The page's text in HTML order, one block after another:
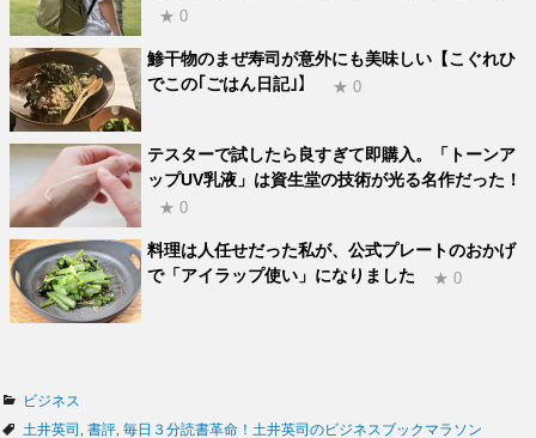
★ 0
鯵干物のまぜ寿司が意外にも美味しい【こぐれひ
でこの｢ごはん日記｣】
★ 0
テスターで試したら良すぎて即購入。「トーンア
ップUV乳液」は資生堂の技術が光る名作だった！
★ 0
料理は人任せだった私が、公式プレートのおかげ
で「アイラップ使い」になりました
★ 0
カ
テ
ビジネス
タ
土井英司 書評 毎日３分読書革命！土井英司のビジネスブックマラソン